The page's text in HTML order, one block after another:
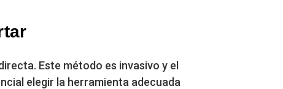
Este método es invasivo y el
elegir la herramienta adecuada